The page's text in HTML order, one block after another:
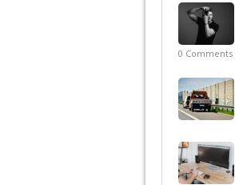
0 Comments